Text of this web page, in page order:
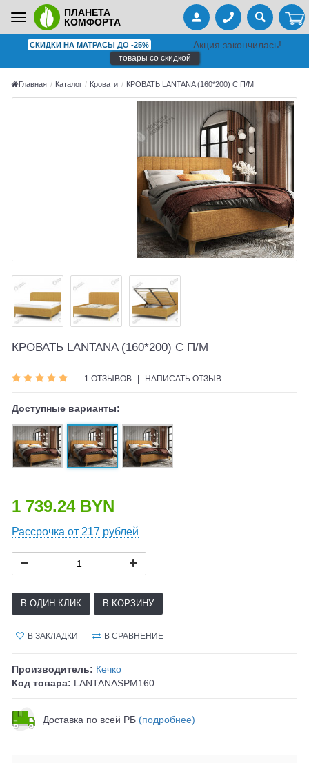
Toggle
navigation
ПЛАНЕТА
КОМФОРТА
СКИДКИ НА МАТРАСЫ ДО -25% Акция закончилась!
товары со скидкой
Главная Каталог Кровати КРОВАТЬ LANTANA (160*200) С П/М
КРОВАТЬ LANTANA (160*200) С П/М
1 ОТЗЫВОВ НАПИСАТЬ ОТЗЫВ
Доступные варианты:
1 739.24 BYN
Рассрочка от 217 рублей
В ОДИН КЛИК В КОРЗИНУ
В ЗАКЛАДКИ В СРАВНЕНИЕ
Производитель: Кечко
Код товара: LANTANASPM160
Доставка по всей РБ (подробнее)